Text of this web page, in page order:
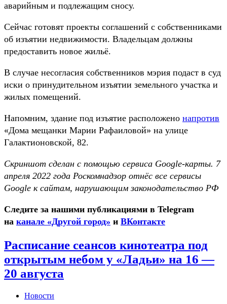
аварийным и подлежащим сносу.
Сейчас готовят проекты соглашений с собственниками
об изъятии недвижимости. Владельцам должны
предоставить новое жильё.
В случае несогласия собственников мэрия подаст в суд
иски о принудительном изъятии земельного участка и
жилых помещений.
Напомним, здание под изъятие расположено напротив
«Дома мещанки Марии Рафаиловой» на улице
Галактионовской, 82.
Скриншот сделан с помощью сервиса Google-карты. 7
апреля 2022 года Роскомнадзор отнёс все сервисы
Google к сайтам, нарушающим законодательство РФ
Следите за нашими публикациями в Telegram
на канале «Другой город» и ВКонтакте
Расписание сеансов кинотеатра под
открытым небом у «Ладьи» на 16 —
20 августа
Новости